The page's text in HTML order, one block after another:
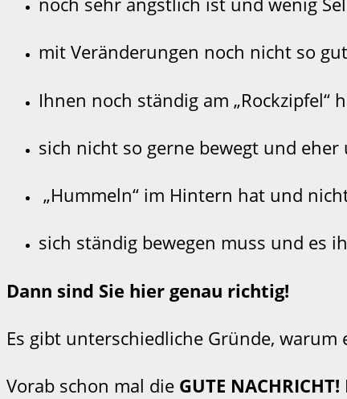
mit Veränderungen noch nicht so
Ihnen noch ständig am „Rockzipfel“
sich nicht so gerne bewegt und
„Hummeln“ im Hintern hat und
sich ständig bewegen muss und es
Dann sind Sie hier genau richtig!
Es gibt unterschiedliche Gründe,
Vorab schon mal die GUTE NACHRICHT!